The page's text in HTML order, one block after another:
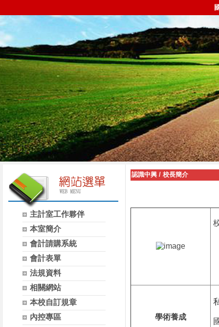
主計室工作夥伴
本室簡介
會計請購系統
會計表單
法規資料
相關網站
本校自訂規章
內控專區
認識中興 / 校長簡介
學術養成